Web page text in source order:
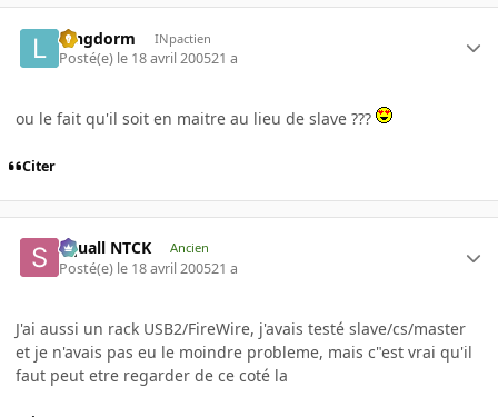
longdorm INpactien
Posté(e) le 18 avril 200521 a
ou le fait qu'il soit en maitre au lieu de slave ???
Citer
Squall NTCK Ancien
Posté(e) le 18 avril 200521 a
J'ai aussi un rack USB2/FireWire, j'avais testé slave/cs/master
et je n'avais pas eu le moindre probleme, mais c"est vrai qu'il
faut peut etre regarder de ce coté la